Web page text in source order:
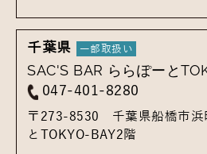
千葉県
SAC'S BAR ららぽーと
047-401-8280
〒273-8530 千葉県船橋市
とTOKYO-BAY2階